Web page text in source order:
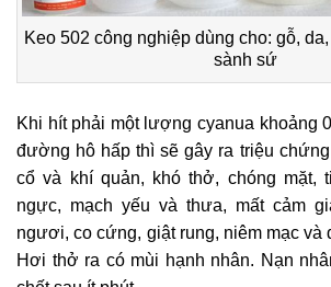
Keo 502 công nghiệp dùng cho: gỗ,
sành sứ
Khi hít phải một lượng cyanua khoảng
đường hô hấp thì sẽ gây ra triệu
cổ và khí quản, khó thở, chóng mặt,
ngực, mạch yếu và thưa, mất cảm
ngươi, co cứng, giật rung, niêm mạc và
Hơi thở ra có mùi hạnh nhân. Nạn